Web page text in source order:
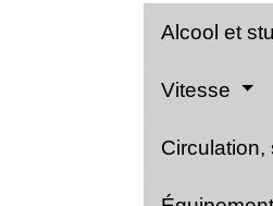
Alcool et
Vitesse
Circulation,